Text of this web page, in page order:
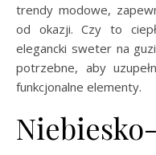
trendy modowe,
od okazji. Czy to
elegancki sweter na
potrzebne, aby
funkcjonalne elementy.